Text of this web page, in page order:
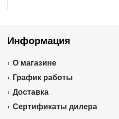
Информация
О магазине
График работы
Доставка
Сертификаты дилера